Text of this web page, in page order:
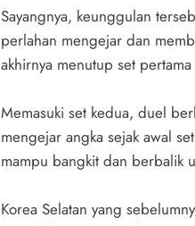
Sayangnya, keunggulan
perlahan mengejar dan
akhirnya menutup set
Memasuki set kedua, duel
mengejar angka sejak awal
mampu bangkit dan berbalik
Korea Selatan yang